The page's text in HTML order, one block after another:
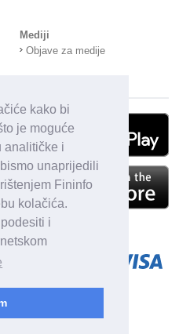
kako bi
je moguće
analitičke i
unaprijedili
Fininfo
kolačića.
i
Mediji
Objave za medije